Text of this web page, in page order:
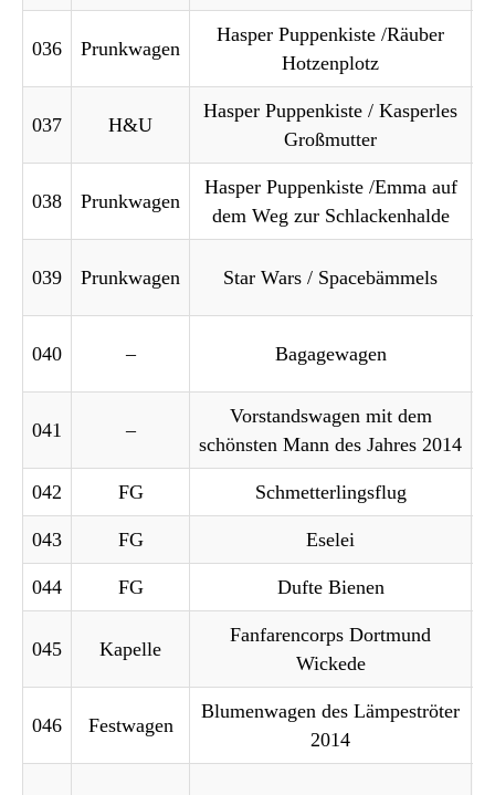
036 Prunkwagen
Hasper Puppenkiste /Räuber
Hotzenplotz
037 H&U
Hasper Puppenkiste / Kasperles
Großmutter
038 Prunkwagen
Hasper Puppenkiste /Emma auf
dem Weg zur Schlackenhalde
039 Prunkwagen Star Wars / Spacebämmels
040 – Bagagewagen
041 –
Vorstandswagen mit dem
schönsten Mann des Jahres 2014
042 FG Schmetterlingsflug
043 FG Eselei
044 FG Dufte Bienen
045 Kapelle
Fanfarencorps Dortmund
Wickede
046 Festwagen
Blumenwagen des Lämpeströter
2014